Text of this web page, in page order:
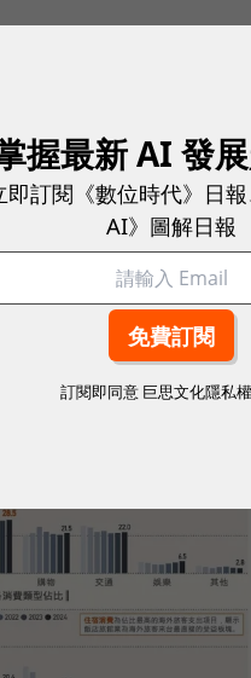
行調查，調查範圍覆
產業板塊，並結合觀光
比及產業關聯度等關鍵
。
AI時代最具潛力的核心
握最新 AI 發
即訂閱《數位時代》日
AI》圖解日報
訂閱即同意 巨思文化隱私